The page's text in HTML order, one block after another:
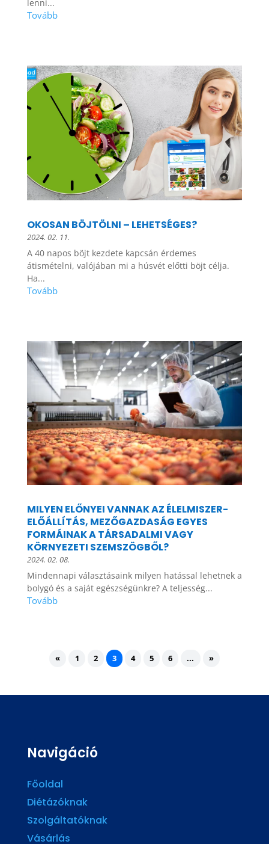
lenni...
OKOSAN BÖJTÖLNI – LEHETSÉGES?
2024. 02. 11.
A 40 napos böjt kezdete kapcsán érdemes
átismételni, valójában mi a húsvét előtti böjt célja.
Ha...
MILYEN ELŐNYEI VANNAK AZ ÉLELMISZER-
ELŐÁLLÍTÁS, MEZŐGAZDASÁG EGYES
FORMÁINAK A TÁRSADALMI VAGY
KÖRNYEZETI SZEMSZÖGBŐL?
2024. 02. 08.
Mindennapi választásaink milyen hatással lehetnek a
bolygó és a saját egészségünkre? A teljesség...
« 1 2 3 4 5 6 ... »
Navigáció
Főoldal
Diétázóknak
Szolgáltatóknak
Vásárlás